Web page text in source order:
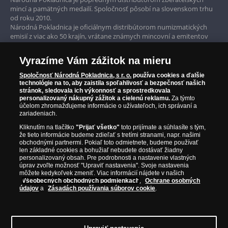
Garancia najvyššej kvality
Iba originálne produkty
mincí a pamätných medailí. Spoločnosť pôsobí na slovenskom trhu
od roku 2010.
Národná Pokladnica je oficiálnym distribútorom numizmatických
emisií z viac ako 50 krajín, vrátane známych mincovní a emitentov
Parížska mincovňa, Nórska mincovňa, Fínska mincovňa alebo
Austrálska mincovňa Perth. Spoločnosť svojim zákazníkom a
zberateľom garantuje, že všetky produkty sú v originálnej a v
prvotriednej kvalite, čo je doložené aj priloženým Certifikátom
autentickosti.
© Copyright 2026 - Národná Pokladnica, s. r. o.; Námestie Mateja Korvína 1,
Vyrazíme Vám zážitok na mieru
Spoločnosť Národná Pokladnica, s r. o. používa cookies a ďalšie
technológie na to, aby zaistila spoľahlivosť a bezpečnosť našich
stránok, sledovala ich výkonnosť a sprostredkovala
personalizovaný nákupný zážitok a cielenú reklamu. Za týmto
účelom zhromažďujeme informácie o užívateľoch, ich správaní a
zariadeniach.
Kliknutím na tlačítko"Prijať všetko" toto prijímate a súhlasíte s tým,
že tieto informácie budeme zdieľať s tretími stranami, napr. našimi
obchodnými partnermi. Pokiaľ toto odmietnete, budeme používať
len základné cookies a bohužiaľ nebudete dostávať žiadny
personalizovaný obsah. Pre podrobnosti a nastavenie vlastných
úprav zvoľte možnosť "Upraviť nastavenia". Svoje nastavenia
môžete kedykoľvek zmeniť. Viac informácií nájdete v našich
Všeobecných obchodných podmienkach ,
Ochrane osobných
údajov a Zásadách používania súborov cookie.